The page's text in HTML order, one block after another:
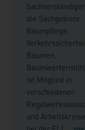
die Sachgebiete
Baumpflege,
Bäumen,
ist Mitglied in
verschiedenen
und